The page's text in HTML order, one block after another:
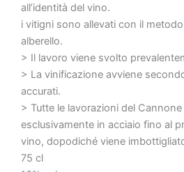
all’identità del vino.
i vitigni sono allevati con il
alberello.
> Il lavoro viene svolto
> La vinificazione avviene
accurati.
> Tutte le lavorazioni del
esclusivamente in acciaio fino al
vino, dopodiché viene
75 cl